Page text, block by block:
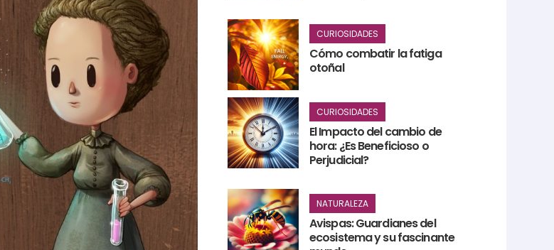
CURIOSIDADES
Cómo combatir la fatiga
otoñal
CURIOSIDADES
El Impacto del cambio de
hora: ¿Es Beneficioso o
Perjudicial?
NATURALEZA
Avispas: Guardianes del
ecosistema y su fascinante